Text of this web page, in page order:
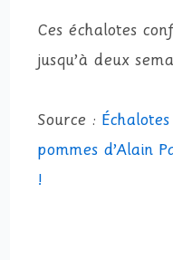
Ces échalotes
jusqu’à deux
Source :
pommes d’Alain
!